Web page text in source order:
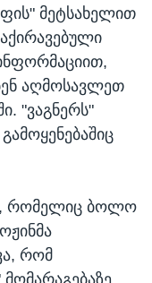
მეტსახელით
აღმოსავლეთ
"ვაგნერს"
რომელიც ბოლო
რომ